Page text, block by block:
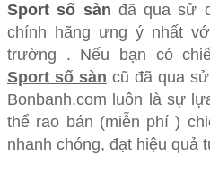
Sport số sàn đã qua sử
chính hãng ưng ý nhất
trường . Nếu bạn có
Sport số sàn cũ đã qua
Bonbanh.com luôn là sự
thể rao bán (miễn phí )
nhanh chóng, đạt hiệu quả